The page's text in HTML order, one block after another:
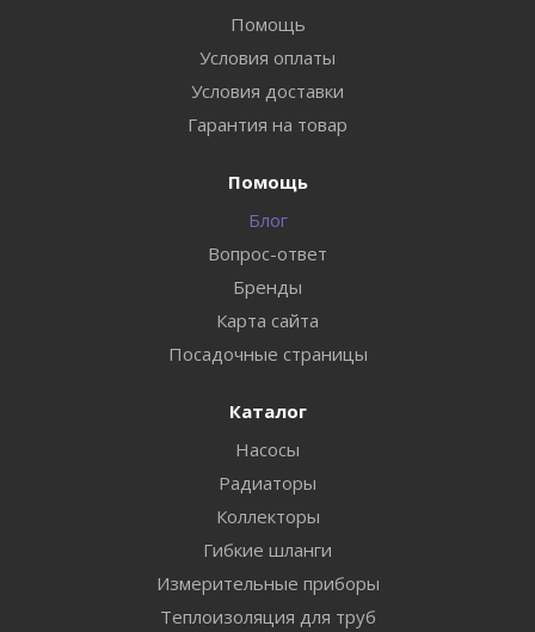
Помощь
Условия оплаты
Условия доставки
Гарантия на товар
Помощь
Блог
Вопрос-ответ
Бренды
Карта сайта
Посадочные страницы
Каталог
Насосы
Радиаторы
Коллекторы
Гибкие шланги
Измерительные приборы
Теплоизоляция для труб